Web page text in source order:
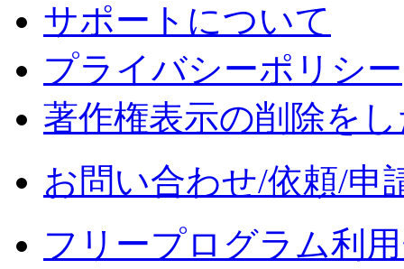
サポートについて
プライバシーポリシー
著作権表示の削除を
お問い合わせ/依頼/申
フリープログラム利